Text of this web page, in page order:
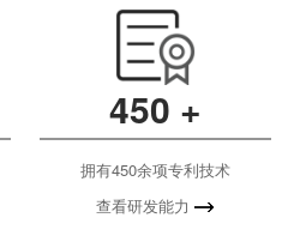
450 +
拥有450余项专利技术
查看研发能力